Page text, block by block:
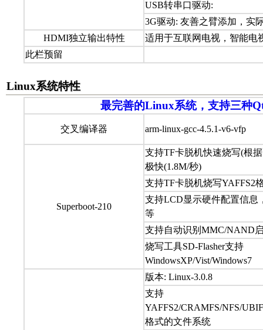
USB转串口驱动:
3G驱动: 友善之臂添加，实
HDMI独立输出特性
适用于互联网电视，智能电
此栏预留
Linux系统特性
最完善的Linux系统，支持三种
交叉编译器 arm-linux-gcc-4.5.1-v6-vfp
Superboot-210
支持TF卡脱机快速烧写(根
极快(1.8M/秒)
支持TF卡脱机烧写YAFFS2
支持LCD显示硬件配置信息
等
支持自动识别MMC/NAND
烧写工具SD-Flasher支持
WindowsXP/Vist/Windows7
版本: Linux-3.0.8
支持
YAFFS2/CRAMFS/NFS/
格式的文件系统